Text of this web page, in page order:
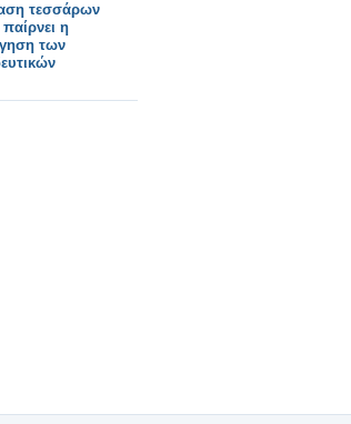
τεσσάρων
η
των